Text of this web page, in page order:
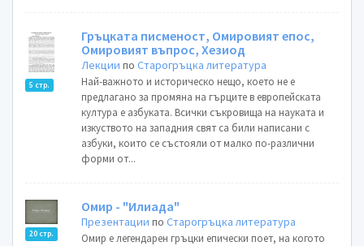
5 стр.
Гръцката писменост, Омировият епос,
Омировият въпрос, Хезиод
Лекции поСтарогръцка литература
Най-важното и историческо нещо, което не е
предлагано за промяна на гърците в европейската
култура е азбуката. Всички съкровища на науката и
изкуството на западния свят са били написани с
азбуки, които се състояли от малко по-различни
форми от...
20 стр.
Омир - "Илиада"
Презентации поСтарогръцка литература
Омир е легендарен гръцки епически поет, на когото